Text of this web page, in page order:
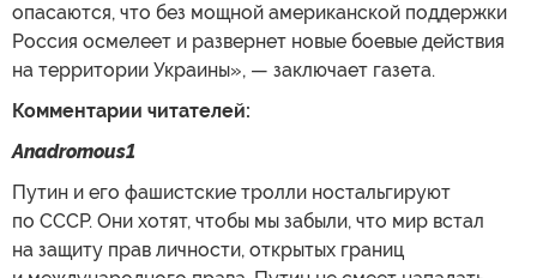
опасаются, что без мощной американской поддержки
Россия осмелеет и развернет новые боевые действия
на территории Украины», — заключает газета.
Комментарии читателей:
Anadromous1
Путин и его фашистские тролли ностальгируют
по СССР. Они хотят, чтобы мы забыли, что мир встал
на защиту прав личности, открытых границ